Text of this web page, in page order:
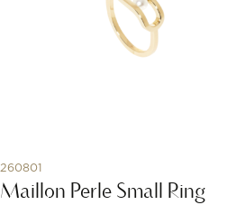
260801
Maillon Perle Small Ring